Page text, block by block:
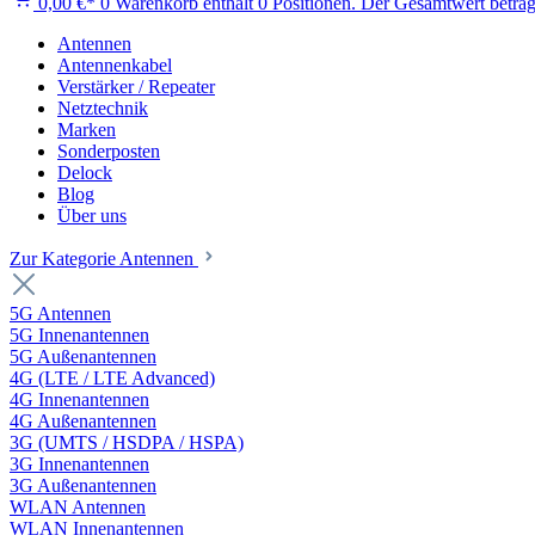
Antennen
Antennenkabel
Verstärker / Repeater
Netztechnik
Marken
Sonderposten
Delock
Blog
Über uns
Zur Kategorie Antennen
5G Antennen
5G Innenantennen
5G Außenantennen
4G (LTE / LTE Advanced)
4G Innenantennen
4G Außenantennen
3G (UMTS / HSDPA / HSPA)
3G Innenantennen
3G Außenantennen
WLAN Antennen
WLAN Innenantennen